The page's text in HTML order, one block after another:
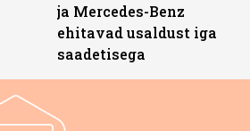
ja Mercedes-Benz
ehitavad usaldust iga
saadetisega